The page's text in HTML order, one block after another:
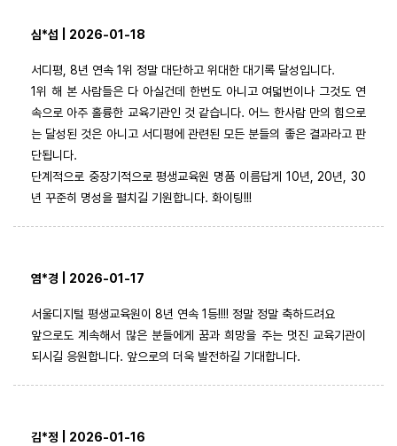
심*섭 | 2026-01-18
서디평, 8년 연속 1위 정말 대단하고 위대한 대기록 달성입니다.
1위 해 본 사람들은 다 아실건데 한번도 아니고 여덟번이나 그것도 연
속으로 아주 홀륭한 교육기관인 것 같습니다. 어느 한사람 만의 힘으로
는 달성된 것은 아니고 서디평에 관련된 모든 분들의 좋은 결과라고 판
단됩니다.
단계적으로 중장기적으로 평생교육원 명품 이름답게 10년, 20년, 30
년 꾸준히 명성을 펼치길 기원합니다. 화이팅!!!
염*경 | 2026-01-17
서울디지털 평생교육원이 8년 연속 1등!!!! 정말 정말 축하드려요
앞으로도 계속해서 많은 분들에게 꿈과 희망을 주는 멋진 교육기관이
되시길 응원합니다. 앞으로의 더욱 발전하길 기대합니다.
김*정 | 2026-01-16